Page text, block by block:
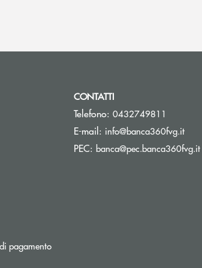
finestra
finestra
nuova finestra
nuova finestra
pagamento
CONTATTI
Telefono: 0432749811
E-mail: info@banca360fvg.it(si
PEC: banca@pec.banca360fvg.it